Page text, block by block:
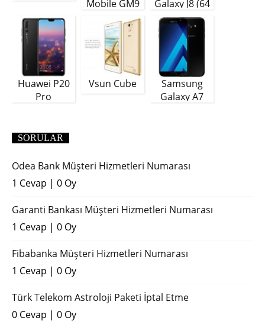
Mobile GM9
Galaxy J8 (64
GB)
Huawei P20
Pro
Vsun Cube
Samsung
Galaxy A7
SORULAR
Odea Bank Müşteri Hizmetleri Numarası
1 Cevap | 0 Oy
Garanti Bankası Müşteri Hizmetleri Numarası
1 Cevap | 0 Oy
Fibabanka Müşteri Hizmetleri Numarası
1 Cevap | 0 Oy
Türk Telekom Astroloji Paketi İptal Etme
0 Cevap | 0 Oy